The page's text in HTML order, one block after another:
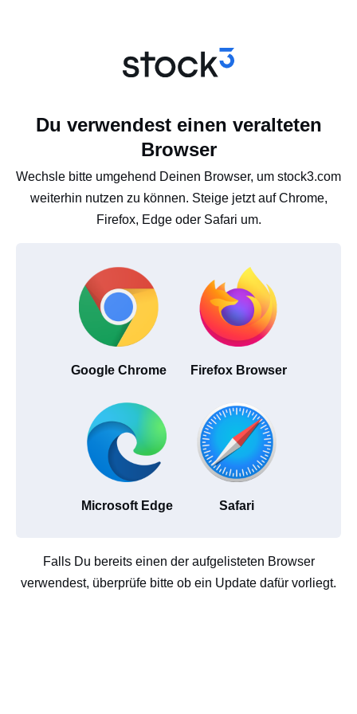
Du verwendest einen veralteten
Browser
Wechsle bitte umgehend Deinen Browser, um stock3.com
weiterhin nutzen zu können. Steige jetzt auf Chrome,
Firefox, Edge oder Safari um.
Google Chrome Firefox Browser
Microsoft Edge Safari
Falls Du bereits einen der aufgelisteten Browser
verwendest, überprüfe bitte ob ein Update dafür vorliegt.